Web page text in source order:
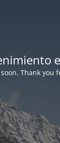
Thank you